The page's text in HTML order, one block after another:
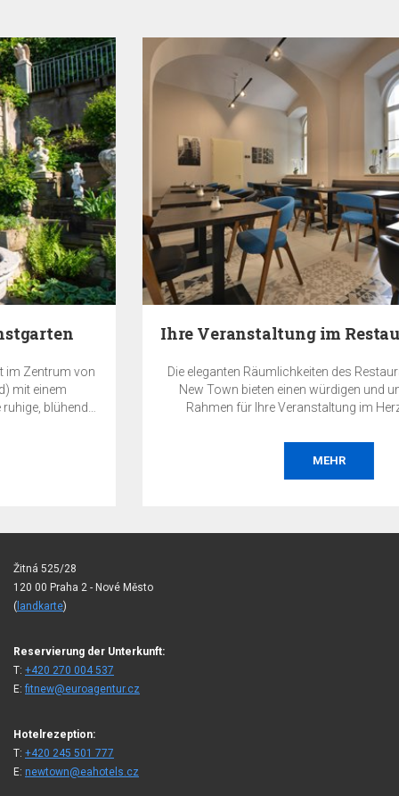
Ihre Veranstaltung im Restaurant des EA Hotels…
Die eleganten Räumlichkeiten des Restaurants im EA Hotel
New Town bieten einen würdigen und unvergesslichen
Rahmen für Ihre Veranstaltung im Herzen von Prag.
Žitná 525/28
120 00 Praha 2 - Nové Město
( landkarte)
Reservierung der Unterkunft:
T: +420 270 004 537
E:fitnew@euroagentur.cz
Hotelrezeption:
T: +420 245 501 777
E: newtown@eahotels.cz